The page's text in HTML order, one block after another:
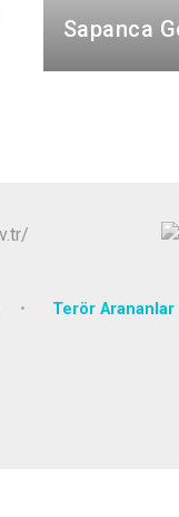
Sapanca
Terör Arananlar